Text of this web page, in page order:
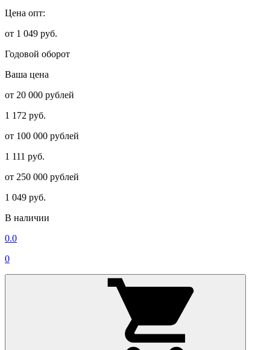
Цена опт:
от 1 049 руб.
Годовой оборот
Ваша цена
от 20 000 рублей
1 172 руб.
от 100 000 рублей
1 111 руб.
от 250 000 рублей
1 049 руб.
В наличии
0.0
0